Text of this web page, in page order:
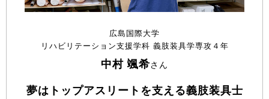
広島国際大学
リハビリテーション支援学科 義肢装具学専攻４年
中村 颯希さん
夢はトップアスリートを支える義肢装具士